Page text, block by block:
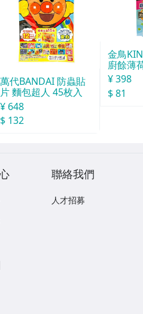
萬代BANDAI 防蟲貼
片 麵包超人 45枚入
¥ 648
$ 132
金鳥
廚餘薄
30天分
¥ 398
$ 81
聯絡我們
人才招募